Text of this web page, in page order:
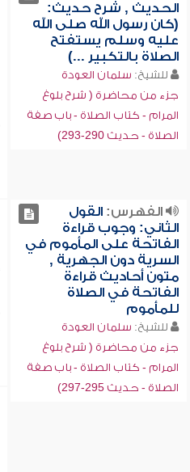
الحديث , شرح حديث:
(كان رسول الله صلى الله
عليه وسلم يستفتح
الصلاة بالتكبير ...)
للشيخ: سلمان العودة
جزء من محاضرة ( شرح بلوغ
المرام - كتاب الصلاة - باب صفة
الصلاة - حديث 290-293)
الفهرس:القول
الثاني: وجوب قراءة
الفاتحة على المأموم في
السرية دون الجهرية ,
متون أحاديث قراءة
الفاتحة في الصلاة
للمأموم
للشيخ: سلمان العودة
جزء من محاضرة ( شرح بلوغ
المرام - كتاب الصلاة - باب صفة
الصلاة - حديث 295-297)